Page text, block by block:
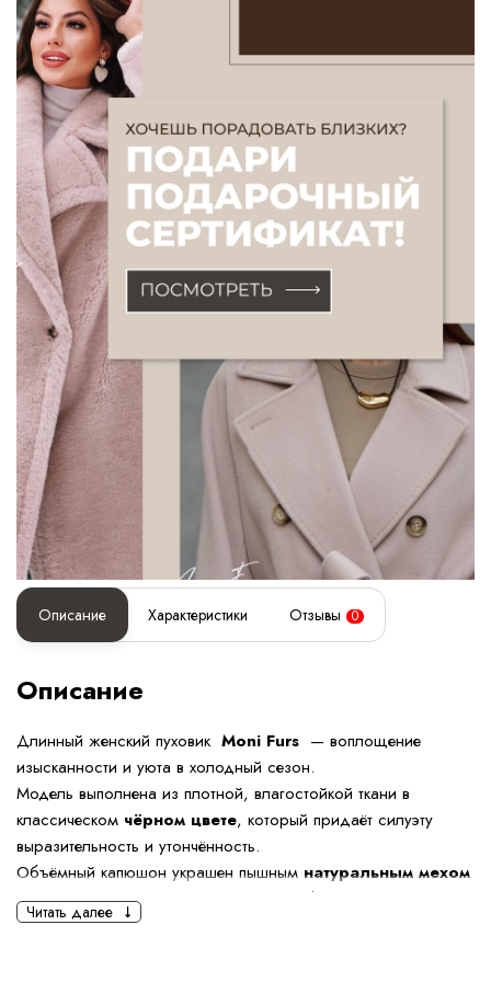
Описание Характеристики Отзывы 0
Описание
Длинный женский пуховик Moni Furs — воплощение
изысканности и уюта в холодный сезон.
Модель выполнена из плотной, влагостойкой ткани в
классическом чёрном цвете, который придаёт силуэту
выразительность и утончённость.
Объёмный капюшон украшен пышным натуральным мехом
лисы, создающим эффект роскоши и безупречного стиля.
Читать далее